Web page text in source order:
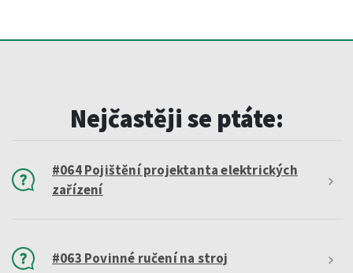
Nejčastěji se ptáte:
#064 Pojištění projektanta elektrických
zařízení
#063 Povinné ručení na stroj